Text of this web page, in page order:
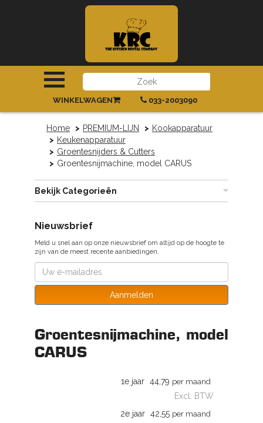
INLOGGEN|REGISTREREN
033-2003090
WINKELWAGEN
Home PREMIUM-LIJN
Kookapparatuur
Keukenapparatuur
Groentesnijders & Cutters
Groentesnijmachine, model CARUS
Bekijk Categorieën
Nieuwsbrief
Meld u snel aan op onze nieuwsbrief om altijd op de hoogte te
zijn van de meest recente aanbiedingen.
Aanmelden
Groentesnijmachine, model
CARUS
1e jaar 44,79 per maand
Excl. BTW
2e jaar 42,55 per maand